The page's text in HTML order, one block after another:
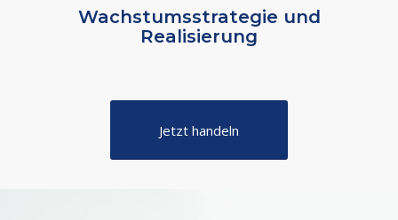
Wachstumsstrategie und
Realisierung
Jetzt handeln